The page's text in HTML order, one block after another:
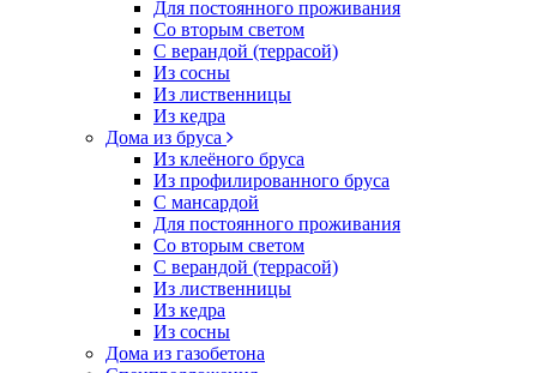
Для постоянного проживания
Со вторым светом
С верандой (террасой)
Из сосны
Из лиственницы
Из кедра
Дома из бруса
Из клеёного бруса
Из профилированного бруса
С мансардой
Для постоянного проживания
Со вторым светом
С верандой (террасой)
Из лиственницы
Из кедра
Из сосны
Дома из газобетона